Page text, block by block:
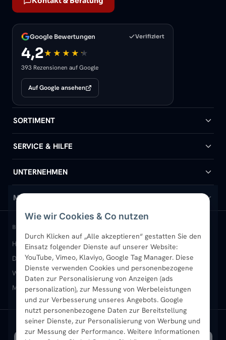
Wie wir Cookies & Co nutzen
Durch Klicken auf „Alle akzeptieren“ gestatten Sie den
Einsatz folgender Dienste auf unserer Website:
YouTube, Vimeo, Klaviyo, Google Tag Manager. Diese
Dienste verwenden Cookies und personenbezogene
Daten zur Personalisierung von Anzeigen (ads
personalization), zur Messung von Werbeleistungen
und zur Verbesserung unseres Angebots. Google
nutzt personenbezogene Daten zur Bereitstellung
seiner Dienste, zur Personalisierung von Werbung und
zur Messung der Performance. Weitere Informationen
Google Bewertungen Verifiziert
4,2
393 Rezensionen auf Google
Auf Google ansehen
SORTIMENT
Badheizkörper
Handtuchheizkörper
Design-Heizkörper
Paneelheizkörper
Vertikal-Heizkörper
Heizkörper-Zubehör
SERVICE & HILFE
Hilfe & Kontakt
Versand & Lieferung
Rückgabe & Widerruf
Garantie & Gewährleistung
Montageservice vor Ort
Sendung verfolgen
UNTERNEHMEN
Wir über uns
Standort & Abholung Jüchen
B2B-Kunden
Karriere
Ratgeber
Bestpreisgarantie
MEIN KONTO
Anmelden / Mein Konto
Merkliste
Newsletter
Aktuelle Angebote
BELIEBTE KATEGORIEN
Heizkörper kaufenBadheizkörperHandtuchheizkörper
Design-HeizkörperPaneelheizkörperVertikal-Heizkörper
Wandheizkörper Wohnraum-Heizkörper Badheizkörper Schwarz
Mischbetrieb-HeizkörperHeizkörper-ZubehörAktuelle Angebote
VERSAND MIT